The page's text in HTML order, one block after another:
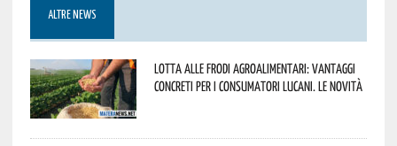
ALTRE NEWS
Lotta alle frodi agroalimentari: vantaggi
concreti per i consumatori lucani. Le novità